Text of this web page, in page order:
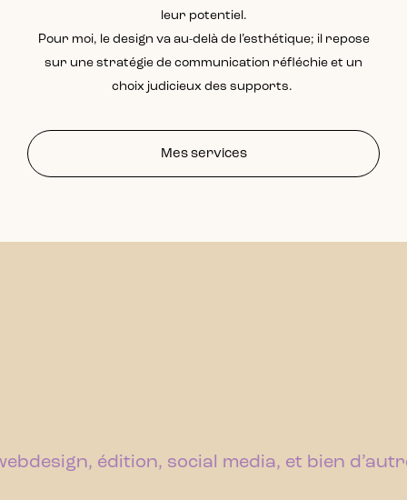
leur potentiel.
Pour moi, le design va au-delà de l’esthétique; il repose
sur une stratégie de communication réfléchie et un
choix judicieux des supports.
Mes services
édition, social media, et bien